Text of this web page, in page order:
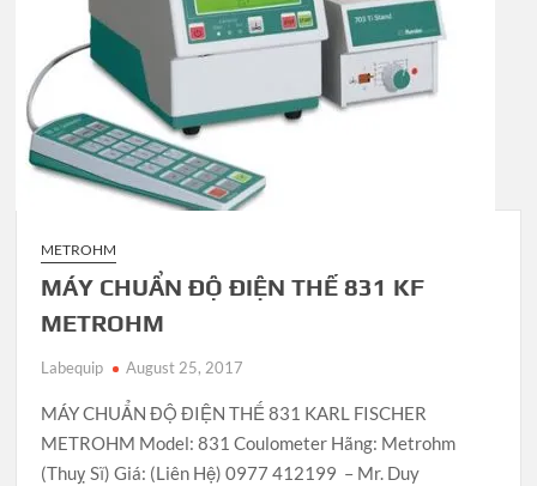
METROHM
MÁY CHUẨN ĐỘ ĐIỆN THẾ 831 KF
METROHM
Labequip August 25, 2017
MÁY CHUẨN ĐỘ ĐIỆN THẾ 831 KARL FISCHER
METROHM Model: 831 Coulometer Hãng: Metrohm
(Thuỵ Sĩ) Giá: (Liên Hệ) 0977 412199 – Mr. Duy